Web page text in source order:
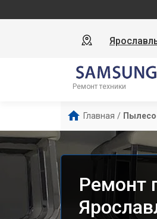
Ремонт техники
Главная /
Ремонт